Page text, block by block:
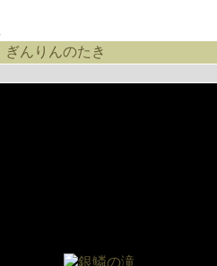
ぎんりんのたき